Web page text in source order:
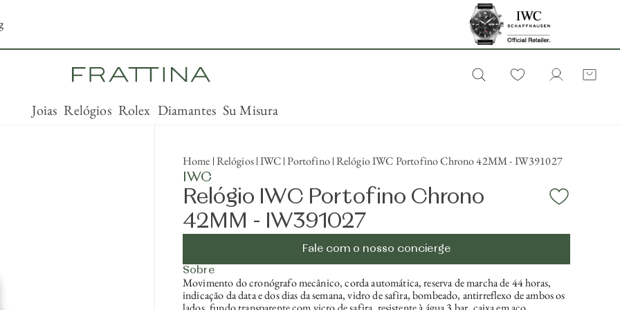
Joias Relógios Rolex Diamantes Su Misura
Home Relógios IWC Portofino Relógio IWC Portofino Chrono 42MM - IW391027
IWC
Relógio IWC Portofino Chrono
42MM - IW391027
Fale com o nosso concierge
Sobre
Movimento do cronógrafo mecânico, corda automática, reserva de marcha de 44 horas,
indicação da data e dos dias da semana, vidro de safira, bombeado, antirreflexo de ambos os